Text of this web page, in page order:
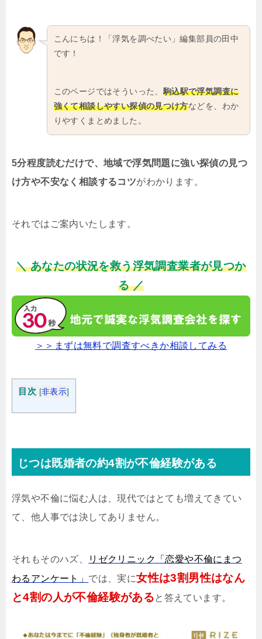
こんにちは！「浮気を調べたい」編集部員の田中
です！
このページではそういった、 駒込駅で浮気調査に
強くて相談しやすい探偵の見つけ方などを、わか
りやすくまとめました。
5分程度読むだけで、地域で浮気問題に強い探偵の見つ
け方や不安なく相談するコツがわかります。
それではご案内いたします。
＼ あなたの状況を救う浮気調査業者が見つか
る ／
＞＞まずは無料で調査すべきか相談してみる
目次 [非表示]
じつは既婚者の約4割が不倫経験がある
浮気や不倫に悩む人は、現代ではとても増えてきてい
て、他人事では決してありません。
それもそのハズ、
リゼクリニック「恋愛や不倫にまつ
わるアンケート」 では、実に女性は3割男性はなん
と4割の人が不倫経験があると答えています。